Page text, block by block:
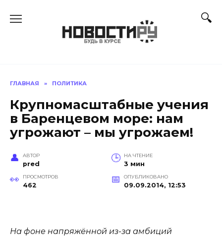
ГЛАВНАЯ » ПОЛИТИКА
Крупномасштабные учения
в Баренцевом море: нам
угрожают – мы угрожаем!
АВТОР
pred
НА ЧТЕНИЕ
3 мин
ПРОСМОТРОВ
462
ОПУБЛИКОВАНО
09.09.2014, 12:53
На фоне напряжённой из-за амбиций